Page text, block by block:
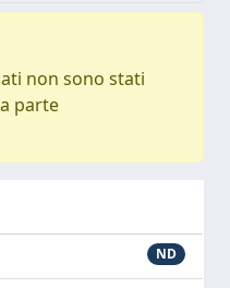
non sono stati
parte
ND